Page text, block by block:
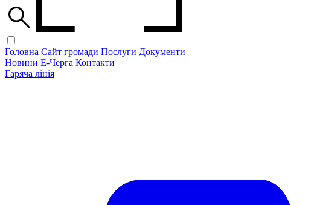
Головна Сайт громади Послуги Документи
Новини Е-Черга Контакти
Гаряча лінія